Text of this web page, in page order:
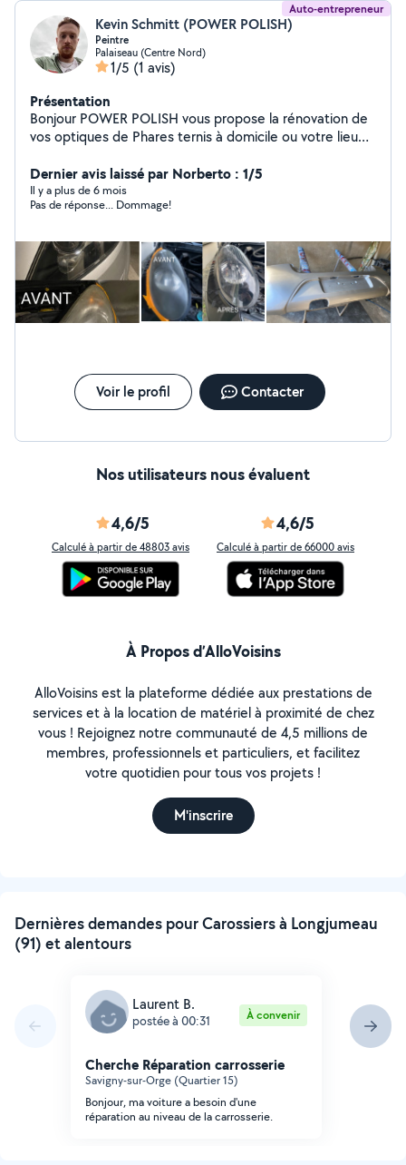
Auto-entrepreneur
Kevin Schmitt (POWER POLISH)
Peintre
Palaiseau (Centre Nord)
1/5 (1 avis)
Présentation
Bonjour POWER POLISH vous propose la rénovation de
vos optiques de Phares ternis à domicile ou votre lieu
passage au Contrôle Technique -Pour retrouver l'éclat
d'origine Formule polissage + pose cire céramique 60 Je
vous propose également le lustrage de vos éléments de
rajouté selon la distance à parcourir merci
Dernier avis laissé par Norberto : 1/5
Il y a plus de 6 mois
Pas de réponse... Dommage!
Voir le profil Contacter
Nos utilisateurs nous évaluent
4,6/5
Calculé à partir de 48803 avis
4,6/5
Calculé à partir de 66000 avis
À Propos d’AlloVoisins
AlloVoisins est la plateforme dédiée aux prestations de
services et à la location de matériel à proximité de chez
vous ! Rejoignez notre communauté de 4,5 millions de
membres, professionnels et particuliers, et facilitez
votre quotidien pour tous vos projets !
M'inscrire
Dernières demandes pour Carossiers à Longjumeau
(91) et alentours
Laurent B.
postée à 00:31 À convenir
Cherche Réparation carrosserie
Savigny-sur-Orge (Quartier 15)
Bonjour, ma voiture a besoin d'une
réparation au niveau de la carrosserie.